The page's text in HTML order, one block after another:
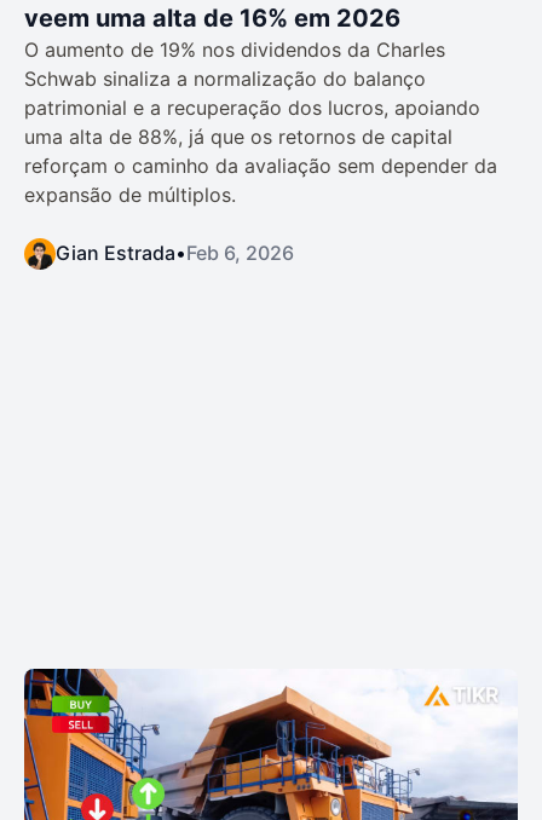
veem uma alta de 16% em 2026
O aumento de 19% nos dividendos da Charles
Schwab sinaliza a normalização do balanço
patrimonial e a recuperação dos lucros, apoiando
uma alta de 88%, já que os retornos de capital
reforçam o caminho da avaliação sem depender da
expansão de múltiplos.
Gian Estrada•Feb 6, 2026